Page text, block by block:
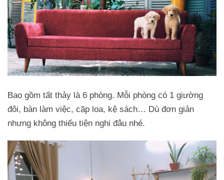
Bao gồm tất thảy là 6 phòng. Mỗi phòng có 1 giường
đôi, bàn làm việc, cặp loa, kệ sách… Dù đơn giản
nhưng không thiếu tiện nghi đâu nhé.